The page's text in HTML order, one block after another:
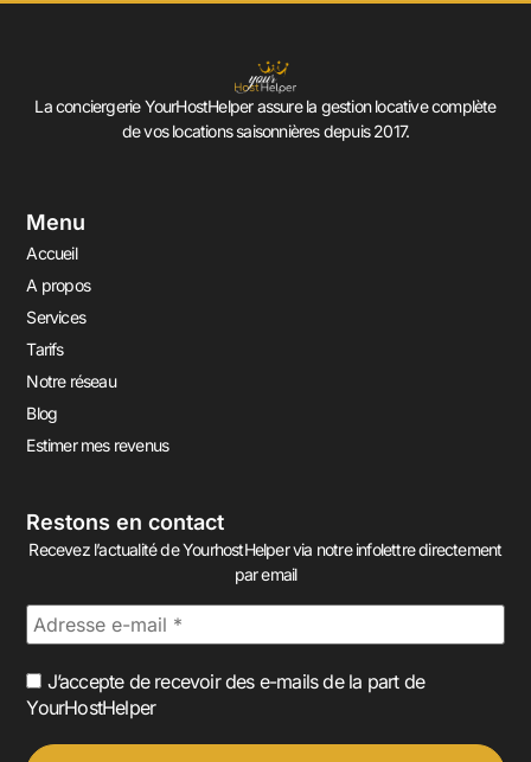
La conciergerie YourHostHelper assure la gestion locative complète
de vos locations saisonnières depuis 2017.
Menu
Accueil
A propos
Services
Tarifs
Notre réseau
Blog
Estimer mes revenus
Restons en contact
Recevez l’actualité de YourhostHelper via notre infolettre directement
par email
J’accepte de recevoir des e-mails de la part de
YourHostHelper